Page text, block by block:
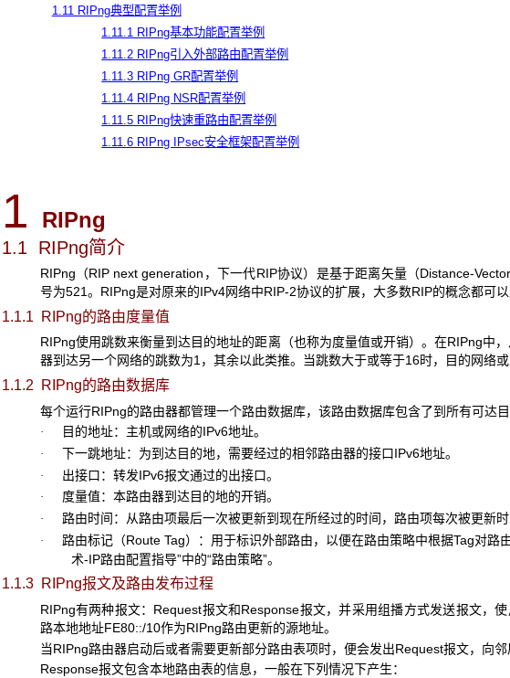
1.11 RIPng典型配置举例
1.11.1 RIPng基本功能配置举例
1.11.2 RIPng引入外部路由配置举例
1.11.3 RIPng GR配置举例
1.11.4 RIPng NSR配置举例
1.11.5 RIPng快速重路由配置举例
1.11.6 RIPng IPsec安全框架配置举例
1 RIPng
1.1 RIPng简介
RIPng（RIP next generation，下一代RIP协议）是基于距离矢量（Distance-
号为521。RIPng是对原来的IPv4网络中RIP-2协议的扩展，大多数RIP的概念都可以
1.1.1 RIPng的路由度量值
RIPng使用跳数来衡量到达目的地址的距离（也称为度量值或开销）。在RIPng中
器到达另一个网络的跳数为1，其余以此类推。当跳数大于或等于16时，目的网络或
1.1.2 RIPng的路由数据库
每个运行RIPng的路由器都管理一个路由数据库，该路由数据库包含了到所有可达
· 目的地址：主机或网络的IPv6地址。
· 下一跳地址：为到达目的地，需要经过的相邻路由器的接口IPv6地址。
· 出接口：转发IPv6报文通过的出接口。
· 度量值：本路由器到达目的地的开销。
· 路由时间：从路由项最后一次被更新到现在所经过的时间，路由项每次被更新时
· 路由标记（Route Tag）：用于标识外部路由，以便在路由策略中根据Tag对路
术-IP路由配置指导”中的“路由策略”。
1.1.3 RIPng报文及路由发布过程
RIPng有两种报文：Request报文和Response报文，并采用组播方式发送报文，
路本地地址FE80::/10作为RIPng路由更新的源地址。
当RIPng路由器启动后或者需要更新部分路由表项时，便会发出Request报文，向邻
Response报文包含本地路由表的信息，一般在下列情况下产生：